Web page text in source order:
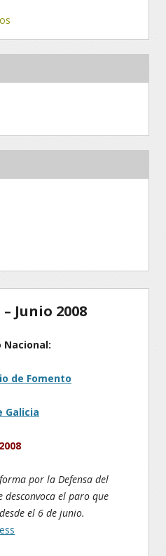
Junio 2008
Nacional:
de Fomento
Galicia
por la Defensa del
desconvoca el paro que
el 6 de junio.